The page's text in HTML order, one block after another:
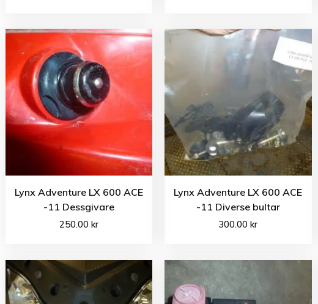
Lynx Adventure LX 600 ACE
-11 Dessgivare
250.00kr
Lynx Adventure LX 600 ACE
-11 Diverse bultar
300.00kr